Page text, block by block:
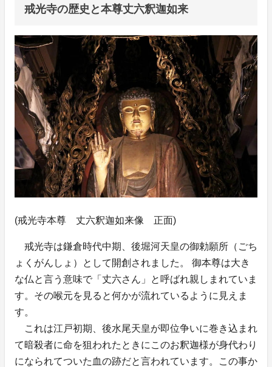
戒光寺の歴史と本尊丈六釈迦如来
(戒光寺本尊 丈六釈迦如来像 正面)
戒光寺は鎌倉時代中期、後堀河天皇の御勅願所（ごち
ょくがんしょ）として開創されました。 御本尊は大き
な仏と言う意味で「丈六さん」と呼ばれ親しまれていま
す。その喉元を見ると何かが流れているように見えま
す。
これは江戸初期、後水尾天皇が即位争いに巻き込まれ
て暗殺者に命を狙われたときにこのお釈迦様が身代わり
になられてついた血の跡だと言われています。この事か